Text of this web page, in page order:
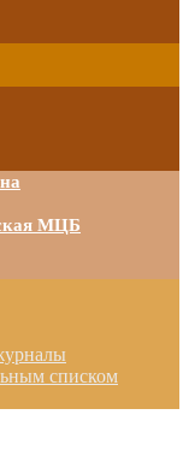
МЦБ
списком